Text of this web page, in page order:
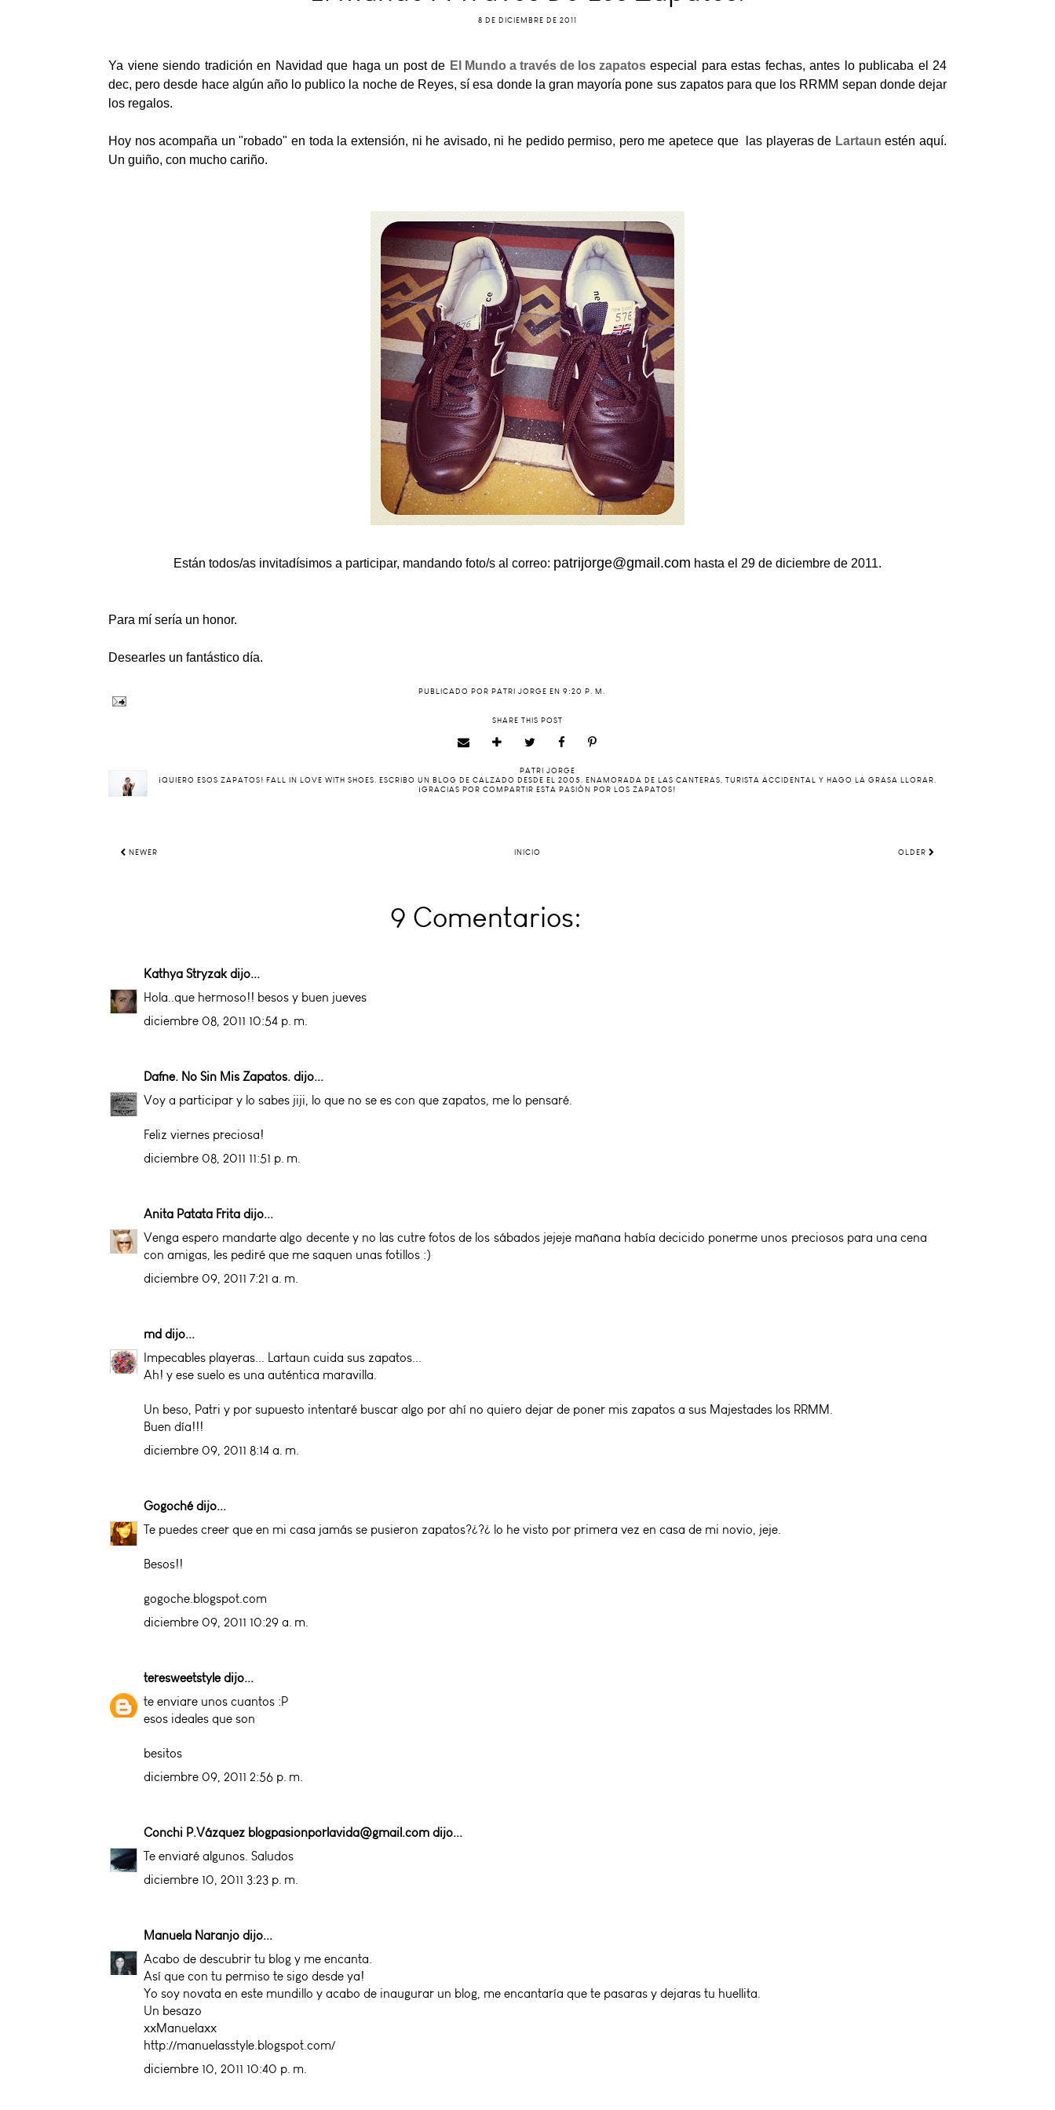
8 DE DICIEMBRE DE 2011
Ya viene siendo tradición en Navidad que haga un post de El Mundo a través de los zapatosespecial para estas fechas, antes lo publicaba el 24
dec, pero desde hace algún año lo publico la noche de Reyes, sí esa donde la gran mayoría pone sus zapatos para que los RRMM sepan donde dejar
los regalos.
Hoy nos acompaña un "robado" en toda la extensión, ni he avisado, ni he pedido permiso, pero me apetece que las playeras de Lartaun estén aquí.
Un guiño, con mucho cariño.
Están todos/as invitadísimos a participar, mandando foto/s al correo: patrijorge@gmail.com hasta el 29 de diciembre de 2011.
Para mí sería un honor.
Desearles un fantástico día.
PUBLICADO POR PATRI JORGE EN 9:20 P. M.
SHARE THIS POST
PATRI JORGE
¡QUIERO ESOS ZAPATOS! FALL IN LOVE WITH SHOES. ESCRIBO UN BLOG DE CALZADO DESDE EL 2005. ENAMORADA DE LAS CANTERAS, TURISTA ACCIDENTAL Y HAGO LA GRASA LLORAR.
¡GRACIAS POR COMPARTIR ESTA PASIÓN POR LOS ZAPATOS!
NEWER INICIO OLDER
9 Comentarios:
Kathya Stryzakdijo...
Hola..que hermoso!! besos y buen jueves
diciembre 08, 2011 10:54 p. m.
Dafne. No Sin Mis Zapatos. dijo...
Voy a participar y lo sabes jiji, lo que no se es con que zapatos, me lo pensaré.
Feliz viernes preciosa!
diciembre 08, 2011 11:51 p. m.
Anita Patata Frita dijo...
Venga espero mandarte algo decente y no las cutre fotos de los sábados jejeje mañana había decicido ponerme unos preciosos para una cena
con amigas, les pediré que me saquen unas fotillos :)
diciembre 09, 2011 7:21 a. m.
md dijo...
Impecables playeras... Lartaun cuida sus zapatos...
Ah! y ese suelo es una auténtica maravilla.
Un beso, Patri y por supuesto intentaré buscar algo por ahí no quiero dejar de poner mis zapatos a sus Majestades los RRMM.
Buen día!!!
diciembre 09, 2011 8:14 a. m.
Gogochédijo...
Te puedes creer que en mi casa jamás se pusieron zapatos?¿?¿ lo he visto por primera vez en casa de mi novio, jeje.
Besos!!
gogoche.blogspot.com
diciembre 09, 2011 10:29 a. m.
teresweetstyledijo...
te enviare unos cuantos :P
esos ideales que son
besitos
diciembre 09, 2011 2:56 p. m.
Conchi P.Vázquez blogpasionporlavida@gmail.com dijo...
Te enviaré algunos. Saludos
diciembre 10, 2011 3:23 p. m.
Manuela Naranjo dijo...
Acabo de descubrir tu blog y me encanta.
Así que con tu permiso te sigo desde ya!
Yo soy novata en este mundillo y acabo de inaugurar un blog, me encantaría que te pasaras y dejaras tu huellita.
Un besazo
xxManuelaxx
http://manuelasstyle.blogspot.com/
diciembre 10, 2011 10:40 p. m.